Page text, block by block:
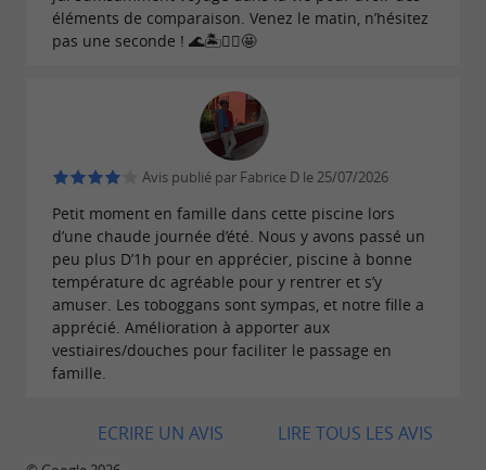
éléments de comparaison. Venez le matin, n’hésitez
pas une seconde ! 🌊🏝️🏄‍♀️🤩
Avis publié par Fabrice D le 25/07/2026
Petit moment en famille dans cette piscine lors
d’une chaude journée d’été. Nous y avons passé un
peu plus D’1h pour en apprécier, piscine à bonne
température dc agréable pour y rentrer et s’y
amuser. Les toboggans sont sympas, et notre fille a
apprécié. Amélioration à apporter aux
vestiaires/douches pour faciliter le passage en
famille.
LIRE TOUS LES AVIS
ECRIRE UN AVIS